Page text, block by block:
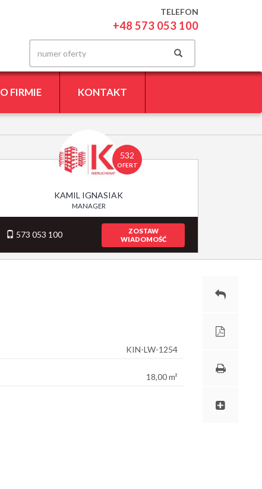
TELEFON
+48 573 053 100
O FIRMIE KONTAKT
532
OFERT
KAMIL IGNASIAK
MANAGER
573 053 100
ZOSTAW
WIADOMOŚĆ
KIN-LW-1254
18,00 m²